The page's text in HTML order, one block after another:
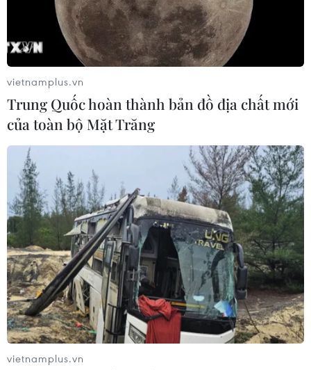
vietnamplus.vn
Trung Quốc hoàn thành bản đồ địa chất mới
của toàn bộ Mặt Trăng
vietnamplus.vn